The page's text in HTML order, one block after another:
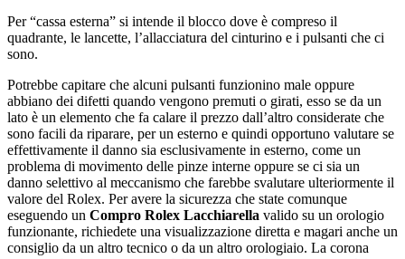
Per “cassa esterna” si intende il blocco dove è compreso il
quadrante, le lancette, l’allacciatura del cinturino e i pulsanti che ci
sono.
Potrebbe capitare che alcuni pulsanti funzionino male oppure
abbiano dei difetti quando vengono premuti o girati, esso se da un
lato è un elemento che fa calare il prezzo dall’altro considerate che
sono facili da riparare, per un esterno e quindi opportuno valutare se
effettivamente il danno sia esclusivamente in esterno, come un
problema di movimento delle pinze interne oppure se ci sia un
danno selettivo al meccanismo che farebbe svalutare ulteriormente il
valore del Rolex. Per avere la sicurezza che state comunque
eseguendo un Compro Rolex Lacchiarella valido su un orologio
funzionante, richiedete una visualizzazione diretta e magari anche un
consiglio da un altro tecnico o da un altro orologiaio. La corona